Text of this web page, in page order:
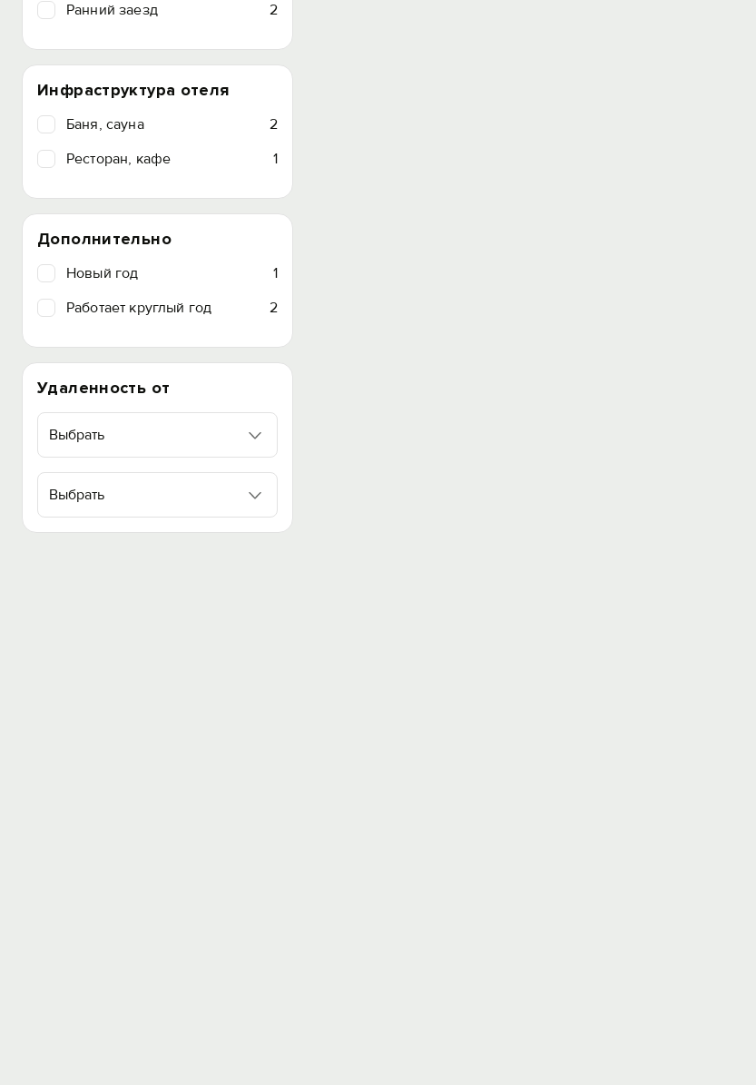
Ранний заезд
2
Инфраструктура отеля
Баня, сауна
2
Ресторан, кафе
1
Дополнительно
Новый год
1
Работает круглый год
2
Удаленность от
Выбрать
Выбрать